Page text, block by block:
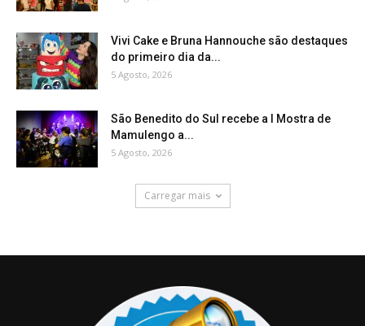
Vivi Cake e Bruna Hannouche são destaques
do primeiro dia da...
5 Agosto, 2026
São Benedito do Sul recebe a I Mostra de
Mamulengo a...
5 Agosto, 2026
Carregar mais